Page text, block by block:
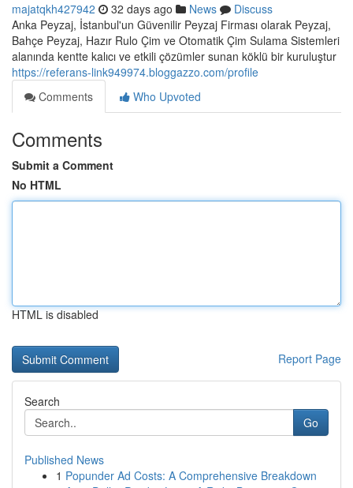
majatqkh427942 32 days ago News
Discuss
Anka Peyzaj, İstanbul'un Güvenilir Peyzaj Firması olarak Peyzaj,
Bahçe Peyzaj, Hazır Rulo Çim ve Otomatik Çim Sulama Sistemleri
alanında kentte kalıcı ve etkili çözümler sunan köklü bir kuruluştur
https://referans-link949974.bloggazzo.com/profile
Comments
Who Upvoted
Comments
Submit a Comment
No HTML
HTML is disabled
Report Page
Search
Go
Published News
1 Popunder Ad Costs: A Comprehensive Breakdown